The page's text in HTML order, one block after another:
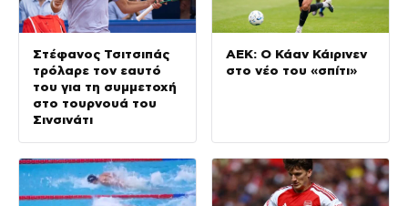
Στέφανος Τσιτσιπάς
τρόλαρε τον εαυτό
του για τη συμμετοχή
στο τουρνουά του
Σινσινάτι
ΑΕΚ: Ο Κάαν Κάιρινεν
στο νέο του «σπίτι»